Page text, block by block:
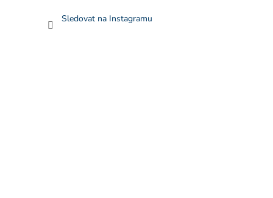
Sledovat na Instagramu